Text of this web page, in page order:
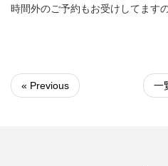
時間外のご予約もお受けしてます
« Previous 一